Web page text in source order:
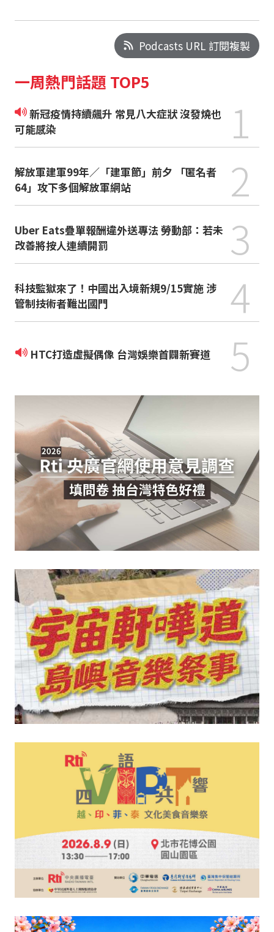
Podcasts URL 訂閱複製
一周熱門話題 TOP5
新冠疫情持續飆升 常見八大症狀 沒發燒也
可能感染
1
解放軍建軍99年／「建軍節」前夕 「匿名者
64」攻下多個解放軍網站
2
Uber Eats疊單報酬違外送專法 勞動部：若未
改善將按人連續開罰
3
科技監獄來了！中國出入境新規9/15實施 涉
管制技術者難出國門
4
HTC打造虛擬偶像 台灣娛樂首闢新賽道 5